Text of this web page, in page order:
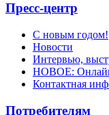
Пресс-центр
С новым годом!
Новости
Интервью,
НОВОЕ:
Контактная
Потребителям